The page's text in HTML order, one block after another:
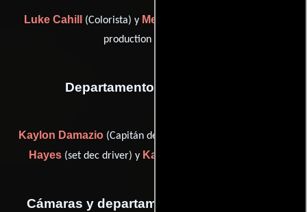
Luke Cahill (Colorista) y Melinda Wells McCabe
production supervisor)
Departamento de transporte
Kaylon Damazio (Capitán de transporte),
Hayes (set dec driver) y Karla Schindler
Cámaras y departamento de electricidad